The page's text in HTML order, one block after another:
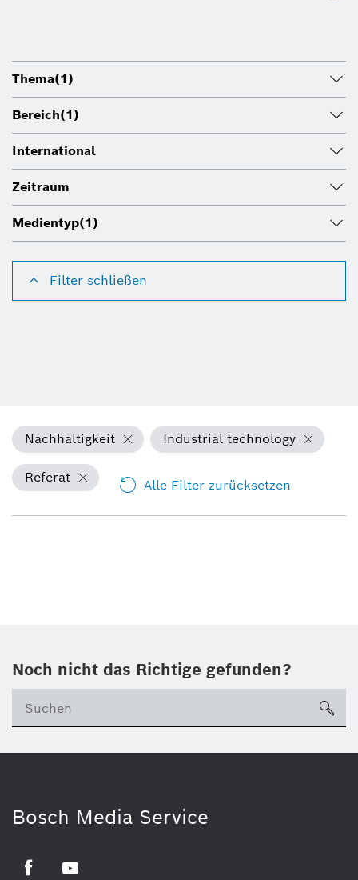
Thema(1)
Bereich(1)
International
Zeitraum
Medientyp(1)
Filter schließen
Nachhaltigkeit Industrial technology
Referat Alle Filter zurücksetzen
Noch nicht das Richtige gefunden?
Bosch Media Service